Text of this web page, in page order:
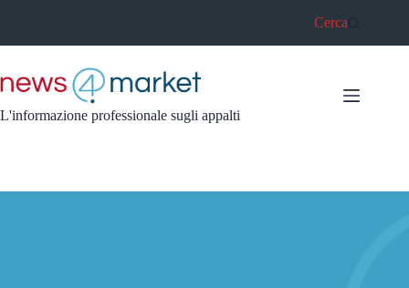
Cerca
L'informazione professionale sugli appalti